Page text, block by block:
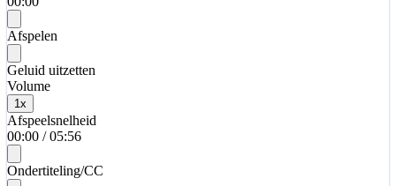
Afspelen
Geluid uitzetten
Volume
1x
Afspeelsnelheid
00:00 / 05:56
Ondertiteling/CC